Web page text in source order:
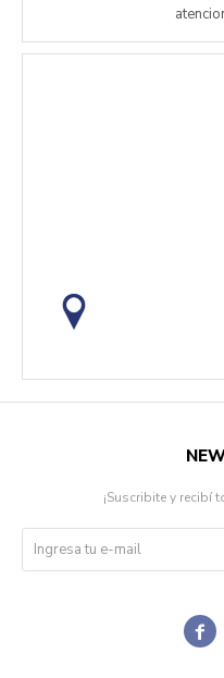

¡Suscribite y recibí